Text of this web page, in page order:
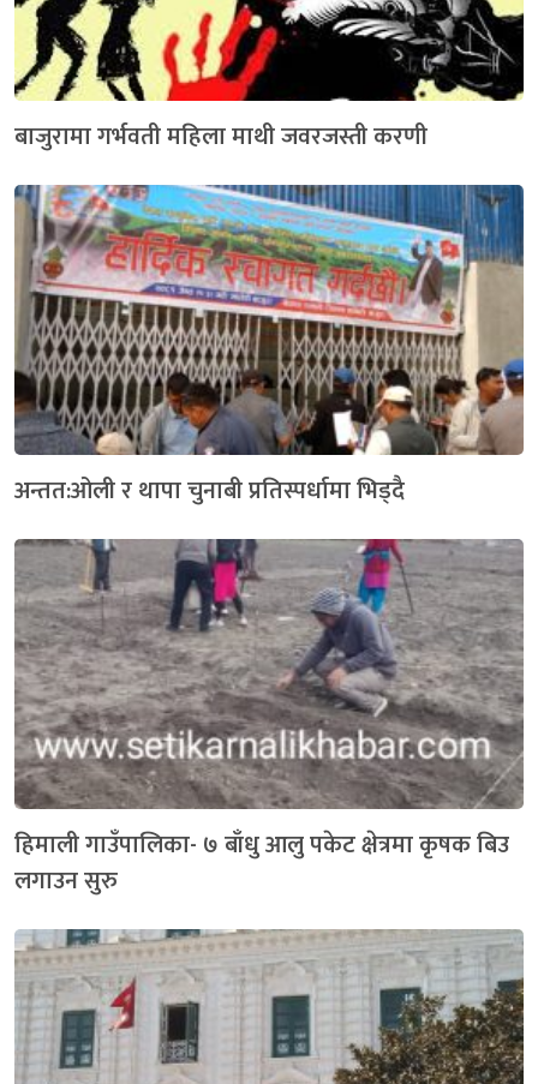
बाजुरामा गर्भवती महिला माथी जवरजस्ती करणी
अन्तत:ओली र थापा चुनाबी प्रतिस्पर्धामा भिड्दै
हिमाली गाउँपालिका- ७ बाँधु आलु पकेट क्षेत्रमा कृषक बिउ
लगाउन सुरु